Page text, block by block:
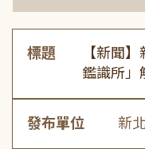
標題
【新聞
鑑識所」
發布單位 新